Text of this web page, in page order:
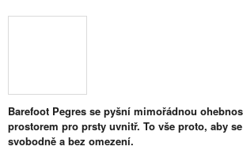
Barefoot Pegres se pyšní mimořádnou
prostorem pro prsty uvnitř. To vše proto, aby
svobodně a bez omezení.